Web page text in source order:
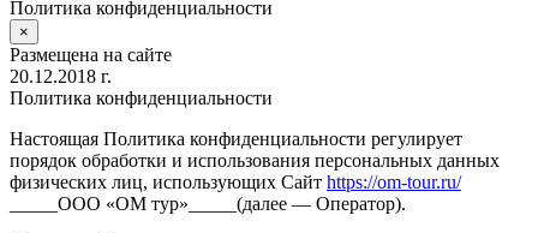
Политика конфиденциальности
×
Размещена на сайте
20.12.2018 г.
Политика конфиденциальности
Настоящая Политика конфиденциальности регулирует
порядок обработки и использования персональных данных
физических лиц, использующих Сайт https://om-tour.ru/
_____ООО «ОМ тур»_____(далее — Оператор).